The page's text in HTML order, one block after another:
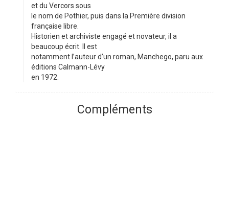
et du Vercors sous
le nom de Pothier, puis dans la Première division
française libre.
Historien et archiviste engagé et novateur, il a
beaucoup écrit. Il est
notamment l’auteur d’un roman, Manchego, paru aux
éditions Calmann-Lévy
en 1972.
Compléments